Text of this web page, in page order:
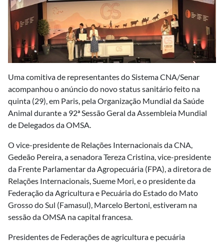
Uma comitiva de representantes do Sistema CNA/Senar
acompanhou o anúncio do novo status sanitário feito na
quinta (29), em Paris, pela Organização Mundial da Saúde
Animal durante a 92ª Sessão Geral da Assembleia Mundial
de Delegados da OMSA.
O vice-presidente de Relações Internacionais da CNA,
Gedeão Pereira, a senadora Tereza Cristina, vice-presidente
da Frente Parlamentar da Agropecuária (FPA), a diretora de
Relações Internacionais, Sueme Mori, e o presidente da
Federação da Agricultura e Pecuária do Estado do Mato
Grosso do Sul (Famasul), Marcelo Bertoni, estiveram na
sessão da OMSA na capital francesa.
Presidentes de Federações de agricultura e pecuária